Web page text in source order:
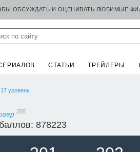
ОБСУЖДАТЬ И ОЦЕНИВАТЬ ЛЮБИМЫЕ
СТАТЬИ ТРЕЙЛЕРЫ
17 уровень
355
878223